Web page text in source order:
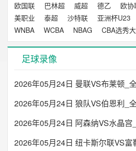
欧国联
巴林超 威超 德乙 欧协
美职业
泰超 沙特联 亚洲杯U23
WNBA
WCBA NBAG CBA选秀
足球录像